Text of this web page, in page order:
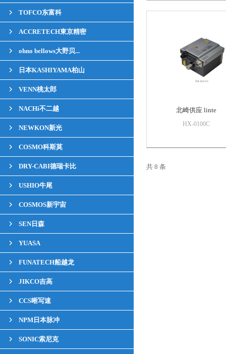
TOFCO东富科
ACCRETECH東京精密
ohno bellows大野贝...
日本KASHIYAMA柏山
VENN桃太郎
NACHi不二越
NEWKON新光
COSMO科斯莫
DRY-CABI德瑞卡比
USHIO牛尾
COSMOS新宇宙
SEN日森
YUASA
FUNATECH船越龙
JIKCO吉高
CCS晰写速
NPM日本脉冲
SONIC索尼克
北崎供应 linte
HX-0100C
共 8 条